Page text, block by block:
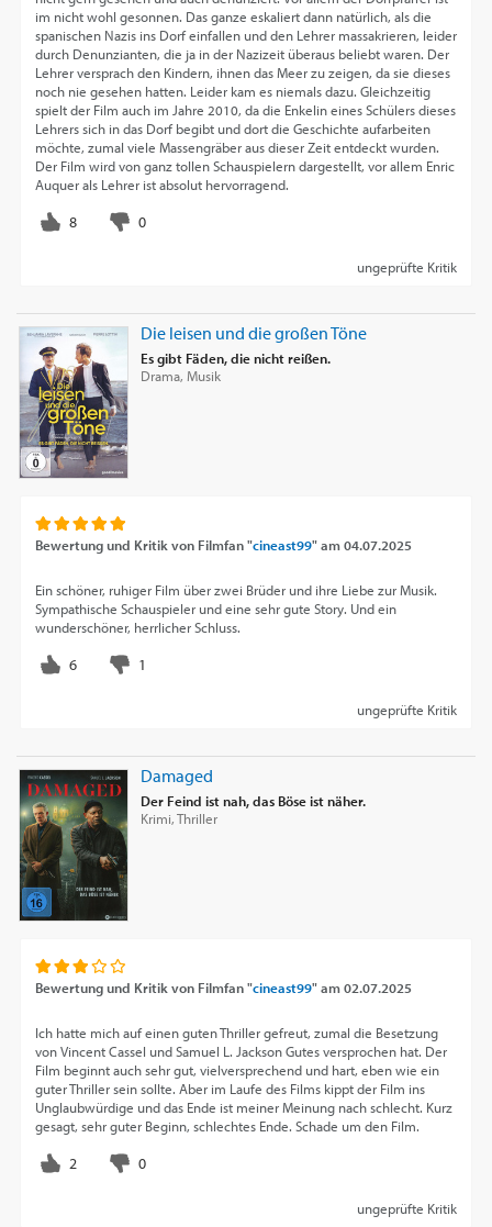
im nicht wohl gesonnen. Das ganze eskaliert dann natürlich, als die
spanischen Nazis ins Dorf einfallen und den Lehrer massakrieren, leider
durch Denunzianten, die ja in der Nazizeit überaus beliebt waren. Der
Lehrer versprach den Kindern, ihnen das Meer zu zeigen, da sie dieses
noch nie gesehen hatten. Leider kam es niemals dazu. Gleichzeitig
spielt der Film auch im Jahre 2010, da die Enkelin eines Schülers dieses
Lehrers sich in das Dorf begibt und dort die Geschichte aufarbeiten
möchte, zumal viele Massengräber aus dieser Zeit entdeckt wurden.
Der Film wird von ganz tollen Schauspielern dargestellt, vor allem Enric
Auquer als Lehrer ist absolut hervorragend.
ungeprüfte Kritik
Die leisen und die großen Töne
Es gibt Fäden, die nicht reißen.
Drama, Musik
Bewertung und Kritik von Filmfan "cineast99"am04.07.2025
Ein schöner, ruhiger Film über zwei Brüder und ihre Liebe zur Musik.
Sympathische Schauspieler und eine sehr gute Story. Und ein
wunderschöner, herrlicher Schluss.
ungeprüfte Kritik
Damaged
Der Feind ist nah, das Böse ist näher.
Krimi, Thriller
Bewertung und Kritik von Filmfan "cineast99"am02.07.2025
Ich hatte mich auf einen guten Thriller gefreut, zumal die Besetzung
von Vincent Cassel und Samuel L. Jackson Gutes versprochen hat. Der
Film beginnt auch sehr gut, vielversprechend und hart, eben wie ein
guter Thriller sein sollte. Aber im Laufe des Films kippt der Film ins
Unglaubwürdige und das Ende ist meiner Meinung nach schlecht. Kurz
gesagt, sehr guter Beginn, schlechtes Ende. Schade um den Film.
ungeprüfte Kritik